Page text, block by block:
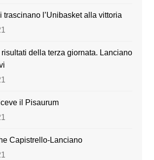
trascinano l’Unibasket alla vittoria
della terza giornata. Lanciano
il Pisaurum
Capistrello-Lanciano